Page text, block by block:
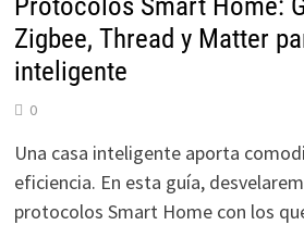
Zigbee, Thread y Matter
inteligente
0
Una casa inteligente aporta
eficiencia. En esta guía,
protocolos Smart Home con los